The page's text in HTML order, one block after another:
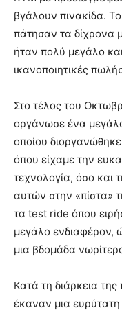
βγάλουν πινακίδα.
πάτησαν τα δίχρονα
ήταν πολύ μεγάλο
ικανοποιητικές
Στο τέλος του
οργάνωσε ένα
οποίου
όπου είχαμε την
τεχνολογία, όσο και
αυτών στην «πίστα»
τα test ride όπου
μεγάλο ενδιαφέρον,
μια βδομάδα
Κατά τη διάρκεια
έκαναν μια